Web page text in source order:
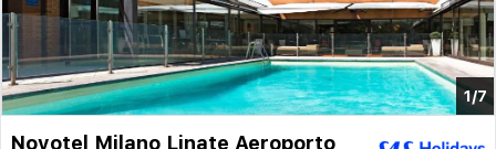
1/7
Novotel Milano Linate Aeroporto